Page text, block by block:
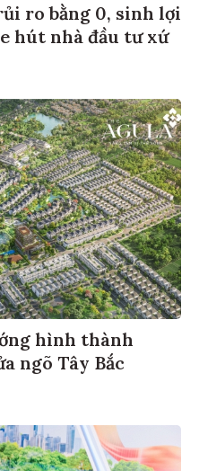
ro bằng 0, sinh lợi
hút nhà đầu tư xứ
hình thành
ngõ Tây Bắc